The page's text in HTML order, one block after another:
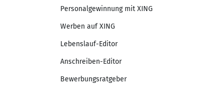
Personalgewinnung mit XING
Werben auf XING
Lebenslauf-Editor
Anschreiben-Editor
Bewerbungsratgeber